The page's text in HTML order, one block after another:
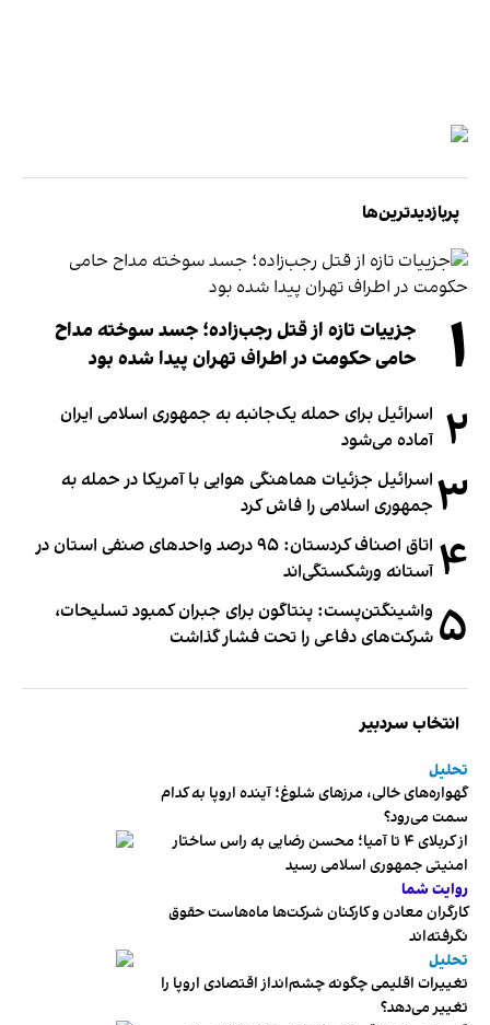
پربازدیدترین‌ها
۱
جزییات تازه از قتل رجب‌زاده؛ جسد سوخته مداح
حامی حکومت در اطراف تهران پیدا شده بود
۲ اسرائیل برای حمله یک‌جانبه به جمهوری اسلامی ایران
آماده می‌شود
۳ اسرائیل جزئیات هماهنگی هوایی با آمریکا در حمله به
جمهوری اسلامی را فاش کرد
۴
اتاق اصناف کردستان: ۹۵ درصد واحدهای صنفی استان در
آستانه ورشکستگی‌اند
۵ واشینگتن‌پست: پنتاگون برای جبران کمبود تسلیحات،
شرکت‌های دفاعی را تحت فشار گذاشت
انتخاب سردبیر
تحلیل
گهواره‌های خالی، مرزهای شلوغ؛ آینده اروپا به کدام
سمت می‌رود؟
از کربلای ۴ تا آمیا؛ محسن رضایی به راس ساختار
امنیتی جمهوری اسلامی رسید
روایت شما
کارگران معادن و کارکنان شرکت‌ها ماه‌هاست حقوق
نگرفته‌اند
تحلیل
تغییرات اقلیمی چگونه چشم‌انداز اقتصادی اروپا را
تغییر می‌دهد؟